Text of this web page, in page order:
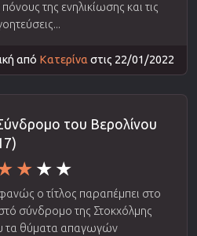
της ενηλικίωσης και τις
από Κατερίναστις 22/01/2022
του Βερολίνου
ο τίτλος παραπέμπει στο
σύνδρομο της Στοκχόλμης
τα θύματα απαγωγών